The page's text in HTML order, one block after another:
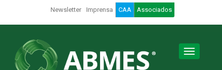
Newsletter Imprensa CAA Associados
Toggle